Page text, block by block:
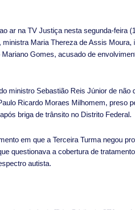
ar na TV Justiça nesta segunda-feira
Maria Thereza de Assis
Gomes, acusado de
ministro Sebastião Reis Júnior de não
Ricardo Moraes Milhomem, preso
briga de trânsito no Distrito Federal.
em que a Terceira Turma negou
questionava a cobertura de
autista.